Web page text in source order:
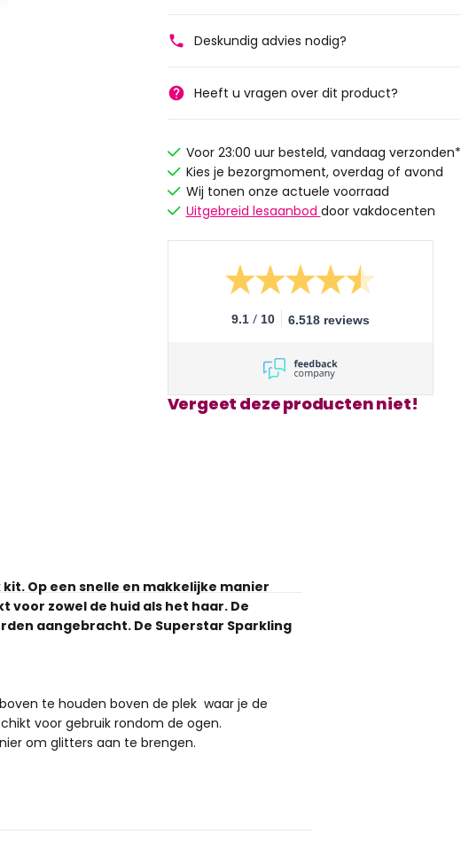
Deskundig advies nodig?
Heeft u vragen over dit product?
Voor 23:00 uur besteld, vandaag verzonden*
Kies je bezorgmoment, overdag of avond
Wij tonen onze actuele voorraad
Uitgebreid lesaanbod door vakdocenten
9.1 / 10 6.518 reviews
Vergeet deze producten niet!
Op een snelle en makkelijke manier
zowel de huid als het haar. De
aangebracht. De Superstar Sparkling
te houden boven de plek waar je de
voor gebruik rondom de ogen.
om glitters aan te brengen.